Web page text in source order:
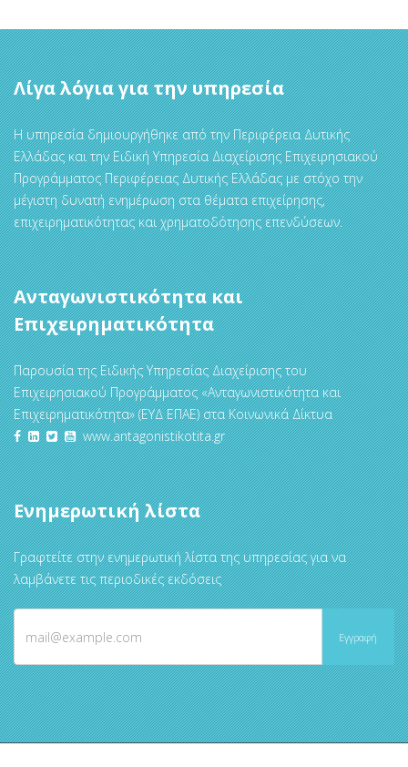
Λίγα λόγια για την υπηρεσία
Η υπηρεσία δημιουργήθηκε από την Περιφέρεια Δυτικής
Ελλάδας και την Ειδική Υπηρεσία Διαχείρισης Επιχειρησιακού
Προγράμματος Περιφέρειας Δυτικής Ελλάδας με στόχο την
μέγιστη δυνατή ενημέρωση στα θέματα επιχείρησης,
επιχειρηματικότητας και χρηματοδότησης επενδύσεων.
Ανταγωνιστικότητα και
Επιχειρηματικότητα
Παρουσία της Ειδικής Υπηρεσίας Διαχείρισης του
Επιχειρησιακού Προγράμματος «Ανταγωνιστικότητα και
Επιχειρηματικότητα» (ΕΥΔ ΕΠΑΕ) στα Κοινωνικά Δίκτυα
www.antagonistikotita.gr
Ενημερωτική λίστα
Γραφτείτε στην ενημερωτική λίστα της υπηρεσίας για να
λαμβάνετε τις περιοδικές εκδόσεις